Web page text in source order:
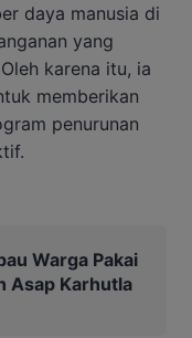
daya manusia di
yang
karena itu, ia
memberikan
penurunan
Warga Pakai
Asap Karhutla